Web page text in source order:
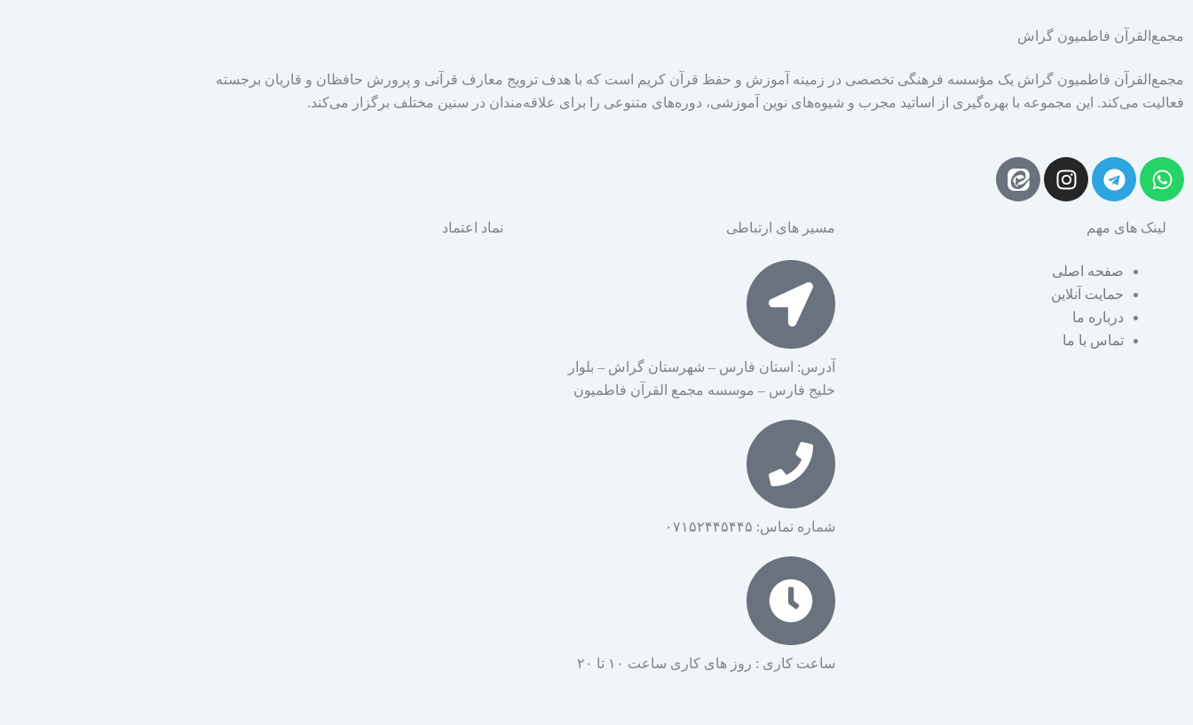
مجمع‌القرآن فاطمیون گراش
مجمع‌القرآن فاطمیون گراش یک مؤسسه فرهنگی تخصصی در زمینه آموزش و حفظ قرآن کریم است که با هدف ترویج معارف قرآنی و پرورش حافظان و قاریان برجسته
فعالیت می‌کند. این مجموعه با بهره‌گیری از اساتید مجرب و شیوه‌های نوین آموزشی، دوره‌های متنوعی را برای علاقه‌مندان در سنین مختلف برگزار می‌کند.
W
h
t
T
e
e
r
a
m
I
n
g
r
m
لینک های مهم
صفحه اصلی
حمایت آنلاین
درباره ما
تماس با ما
مسیر های ارتباطی
آدرس: استان فارس – شهرستان گراش – بلوار
خلیج فارس – موسسه مجمع القرآن فاطمیون
شماره تماس: ۰۷۱۵۲۴۴۵۴۴۵
ساعت کاری : روز های کاری ساعت ۱۰ تا ۲۰
نماد اعتماد